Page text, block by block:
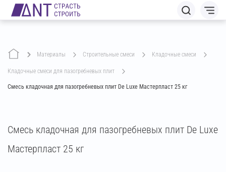
Материалы строительные смеси кладочные смеси
кладочные смеси для пазогребневых плит
Смесь кладочная для пазогребневых плит De Luxe Мастерпласт 25 кг
Смесь кладочная для пазогребневых плит De Luxe
Мастерпласт 25 кг